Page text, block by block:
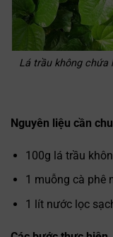
Lá trầu không chứa
Nguyên liệu cần
100g lá trầu
1 muỗng cà phê
1 lít nước lọc